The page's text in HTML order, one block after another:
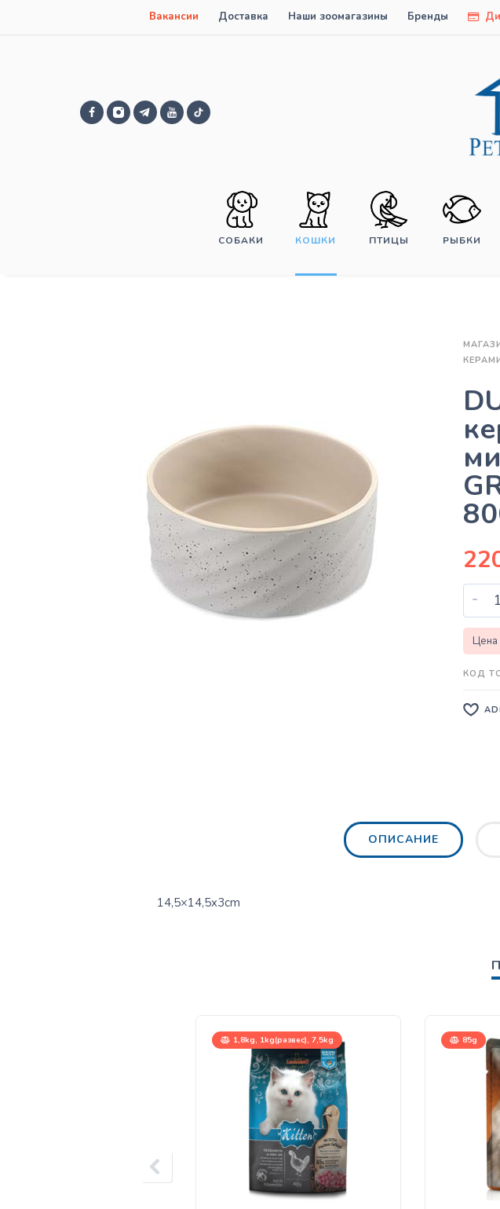
Вакансии Доставка Наши зоомагазины Бренды
СОБАКИ КОШКИ ПТИЦЫ РЫБКИ
-
Цена
КОД
ОПИСАНИЕ
14,5×14,5x3cm
1,8kg, 1kg(развес), 7,5kg 85g